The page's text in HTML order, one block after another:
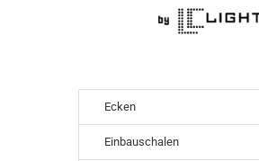
Ecken
Einbauschalen